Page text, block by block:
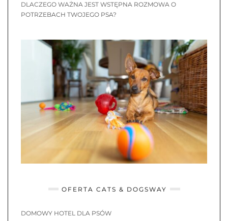
DLACZEGO WAŻNA JEST WSTĘPNA ROZMOWA O
POTRZEBACH TWOJEGO PSA?
OFERTA CATS & DOGSWAY
DOMOWY HOTEL DLA PSÓW